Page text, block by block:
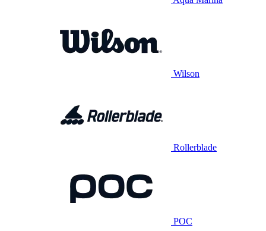
Wilson
Rollerblade
POC